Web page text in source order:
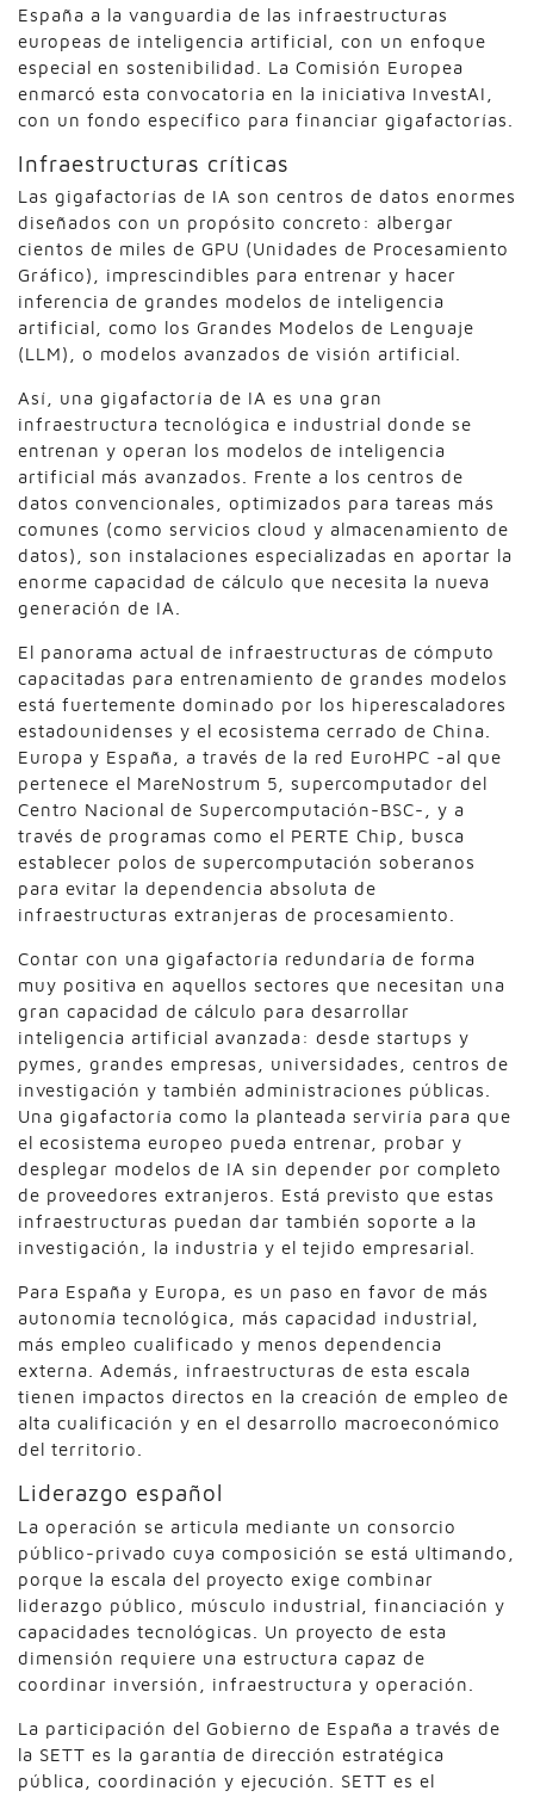
España a la vanguardia de las infraestructuras
europeas de inteligencia artificial, con un enfoque
especial en sostenibilidad. La Comisión Europea
enmarcó esta convocatoria en la iniciativa InvestAI,
con un fondo específico para financiar gigafactorías.
Infraestructuras críticas
Las gigafactorías de IA son centros de datos enormes
diseñados con un propósito concreto: albergar
cientos de miles de GPU (Unidades de Procesamiento
Gráfico), imprescindibles para entrenar y hacer
inferencia de grandes modelos de inteligencia
artificial, como los Grandes Modelos de Lenguaje
(LLM), o modelos avanzados de visión artificial.
Así, una gigafactoría de IA es una gran
infraestructura tecnológica e industrial donde se
entrenan y operan los modelos de inteligencia
artificial más avanzados. Frente a los centros de
datos convencionales, optimizados para tareas más
comunes (como servicios cloud y almacenamiento de
datos), son instalaciones especializadas en aportar la
enorme capacidad de cálculo que necesita la nueva
generación de IA.
El panorama actual de infraestructuras de cómputo
capacitadas para entrenamiento de grandes modelos
está fuertemente dominado por los hiperescaladores
estadounidenses y el ecosistema cerrado de China.
Europa y España, a través de la red EuroHPC -al que
pertenece el MareNostrum 5, supercomputador del
Centro Nacional de Supercomputación-BSC-, y a
través de programas como el PERTE Chip, busca
establecer polos de supercomputación soberanos
para evitar la dependencia absoluta de
infraestructuras extranjeras de procesamiento.
Contar con una gigafactoría redundaría de forma
muy positiva en aquellos sectores que necesitan una
gran capacidad de cálculo para desarrollar
inteligencia artificial avanzada: desde startups y
pymes, grandes empresas, universidades, centros de
investigación y también administraciones públicas.
Una gigafactoría como la planteada serviría para que
el ecosistema europeo pueda entrenar, probar y
desplegar modelos de IA sin depender por completo
de proveedores extranjeros. Está previsto que estas
infraestructuras puedan dar también soporte a la
investigación, la industria y el tejido empresarial.
Para España y Europa, es un paso en favor de más
autonomía tecnológica, más capacidad industrial,
más empleo cualificado y menos dependencia
externa. Además, infraestructuras de esta escala
tienen impactos directos en la creación de empleo de
alta cualificación y en el desarrollo macroeconómico
del territorio.
Liderazgo español
La operación se articula mediante un consorcio
público-privado cuya composición se está ultimando,
porque la escala del proyecto exige combinar
liderazgo público, músculo industrial, financiación y
capacidades tecnológicas. Un proyecto de esta
dimensión requiere una estructura capaz de
coordinar inversión, infraestructura y operación.
La participación del Gobierno de España a través de
la SETT es la garantía de dirección estratégica
pública, coordinación y ejecución. SETT es el